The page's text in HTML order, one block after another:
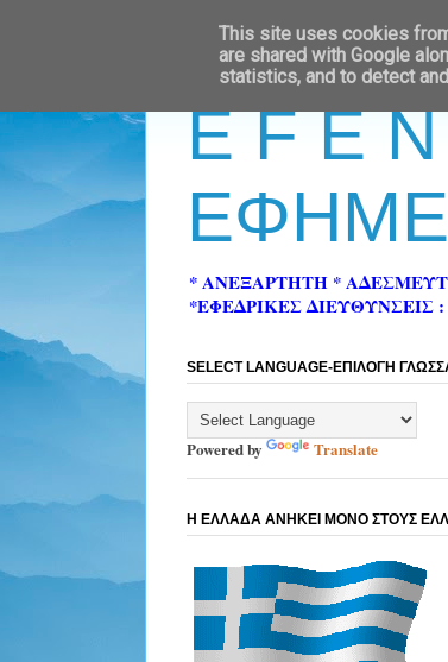
E F E
* ΑΝΕΞΑΡΤΗΤΗ *
*ΕΦΕΔΡΙΚΕΣ ΔΙΕΥΘΥΝΣΕΙΣ : 1)
SELECT LANGUAGE-ΕΠΙΛΟΓΗ
Powered by Translate
Η ΕΛΛΑΔΑ ΑΝΗΚΕΙ ΜΟΝΟ ΣΤΟΥΣ
This site uses cookies
are shared with Google
statistics, and to detect